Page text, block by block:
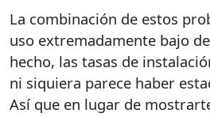
La combinación de estos
uso extremadamente bajo
hecho, las tasas de
ni siquiera parece haber
Así que en lugar de